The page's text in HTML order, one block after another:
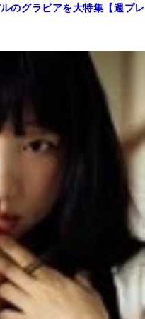
のグラビアを大特集【週プレ